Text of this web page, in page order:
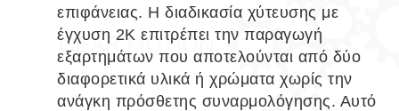
επιφάνειας. Η διαδικασία χύτευσης με
έγχυση 2Κ επιτρέπει την παραγωγή
εξαρτημάτων που αποτελούνται από δύο
διαφορετικά υλικά ή χρώματα χωρίς την
ανάγκη πρόσθετης συναρμολόγησης. Αυτό